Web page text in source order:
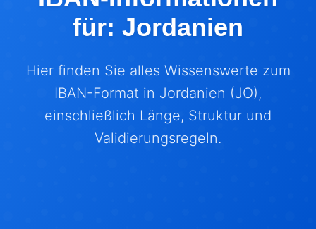
für: Jordanien
Hier finden Sie alles Wissenswerte zum
IBAN-Format in Jordanien (JO),
einschließlich Länge, Struktur und
Validierungsregeln.